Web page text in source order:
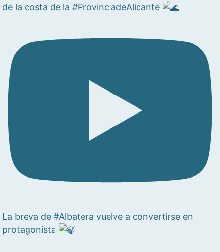
de la costa de la #ProvinciadeAlicante
La breva de #Albatera vuelve a convertirse en
protagonista